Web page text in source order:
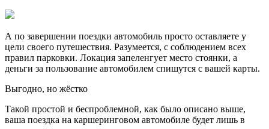
А по завершении поездки автомобиль просто оставляете у
цели своего путешествия. Разумеется, с соблюдением всех
правил парковки. Локация запеленгует место стоянки, а
деньги за пользование автомобилем спишутся с вашей карты.
Выгодно, но жёстко
Такой простой и беспроблемной, как было описано выше,
ваша поездка на каршеринговом автомобиле будет лишь в